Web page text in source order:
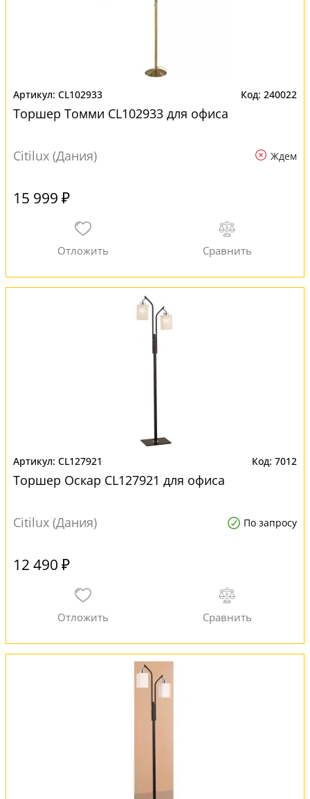
CL102933 240022
Торшер Томми CL102933 для офиса
Citilux (Дания) Ждем
15 999 ₽
CL127921 7012
Торшер Оскар CL127921 для офиса
Citilux (Дания) По запросу
12 490 ₽